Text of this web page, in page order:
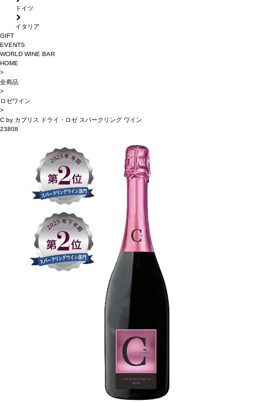
ドイツ
イタリア
GIFT
EVENTS
WORLD WINE BAR
HOME
>
全商品
>
ロゼワイン
>
C by カブリス ドライ・ロゼ スパークリング ワイン
23808